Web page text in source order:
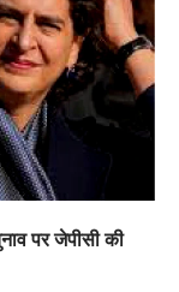
पर जेपीसी की